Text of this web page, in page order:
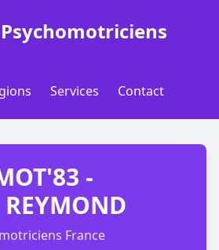
Services Contact
-
France